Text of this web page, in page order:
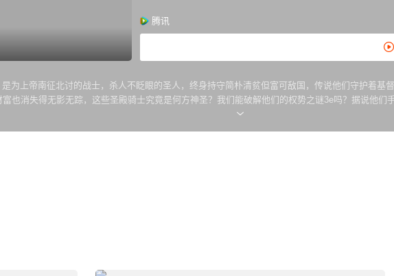
腾讯
为上帝南征北讨的战士，杀人不眨眼的圣人，终身持守简朴清贫但富可敌国，传说他们守护着
也消失得无影无踪，这些圣殿骑士究竟是何方神圣？我们能破解他们的权势之谜3e吗？据说他
世纪时，是全欧最有势力的宗教团体。有人认为圣殿骑士团在他们位于耶路撒冷及巴黎的3总部